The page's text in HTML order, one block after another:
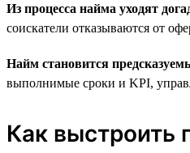
Из процесса найма уходят
соискатели отказываются от
Найм становится
выполнимые сроки и KPI,
Как выстроить